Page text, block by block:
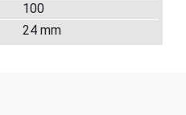
100
24 mm